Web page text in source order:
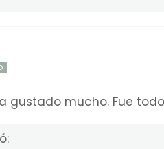
gustado mucho. Fue